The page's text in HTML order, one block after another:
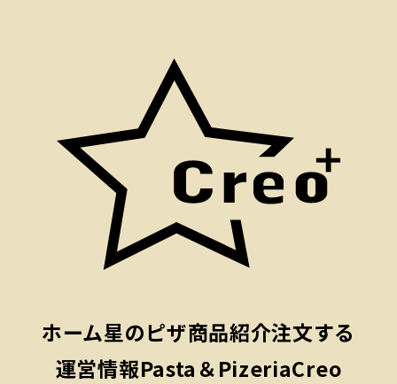
ホーム星のピザ商品紹介注文する
運営情報Pasta＆PizeriaCreo